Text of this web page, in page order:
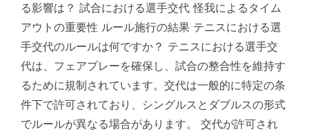
る影響は？ 試合における選手交代 怪我によるタイム
アウトの重要性 ルール施行の結果 テニスにおける選
手交代のルールは何ですか？ テニスにおける選手交
代は、フェアプレーを確保し、試合の整合性を維持す
るために規制されています。交代は一般的に特定の条
件下で許可されており、シングルスとダブルスの形式
でルールが異なる場合があります。 交代が許可され